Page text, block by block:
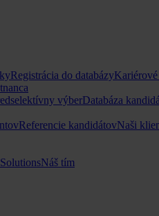
Registrácia do databázy
výberDatabáza
Referencie kandidátovNaši
Náš tím